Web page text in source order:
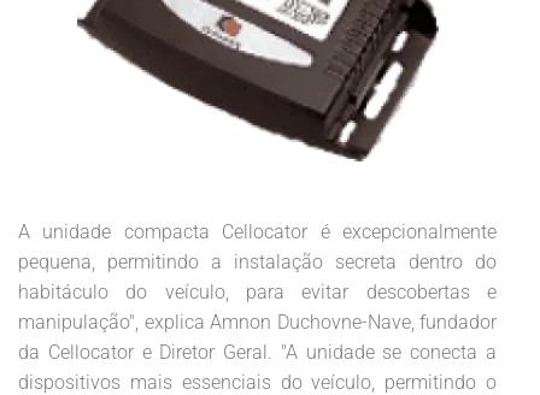
A unidade compacta Cellocator é excepcionalmente
pequena, permitindo a instalação secreta dentro do
habitáculo do veículo, para evitar descobertas e
manipulação", explica Amnon Duchovne-Nave, fundador
da Cellocator e Diretor Geral. "A unidade se conecta a
dispositivos mais essenciais do veículo, permitindo o